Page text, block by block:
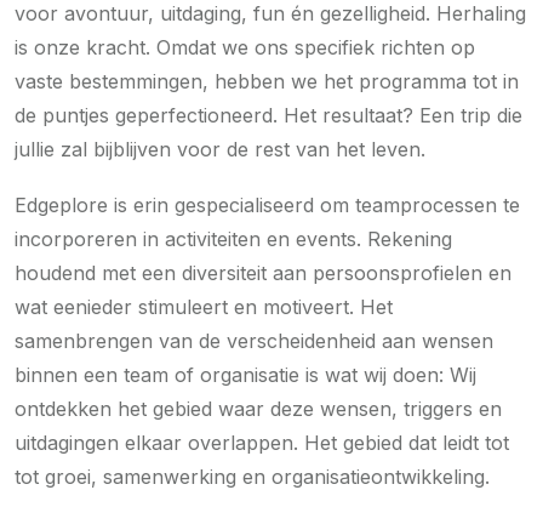
voor avontuur, uitdaging, fun én gezelligheid. Herhaling
is onze kracht. Omdat we ons specifiek richten op
vaste bestemmingen, hebben we het programma tot in
de puntjes geperfectioneerd. Het resultaat? Een trip die
jullie zal bijblijven voor de rest van het leven.
Edgeplore is erin gespecialiseerd om teamprocessen te
incorporeren in activiteiten en events. Rekening
houdend met een diversiteit aan persoonsprofielen en
wat eenieder stimuleert en motiveert. Het
samenbrengen van de verscheidenheid aan wensen
binnen een team of organisatie is wat wij doen: Wij
ontdekken het gebied waar deze wensen, triggers en
uitdagingen elkaar overlappen. Het gebied dat leidt tot
tot groei, samenwerking en organisatieontwikkeling.